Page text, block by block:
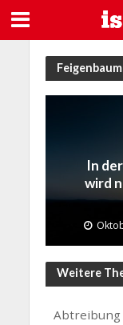
Feigenbaum
In
wird
Weitere
Abtreibung